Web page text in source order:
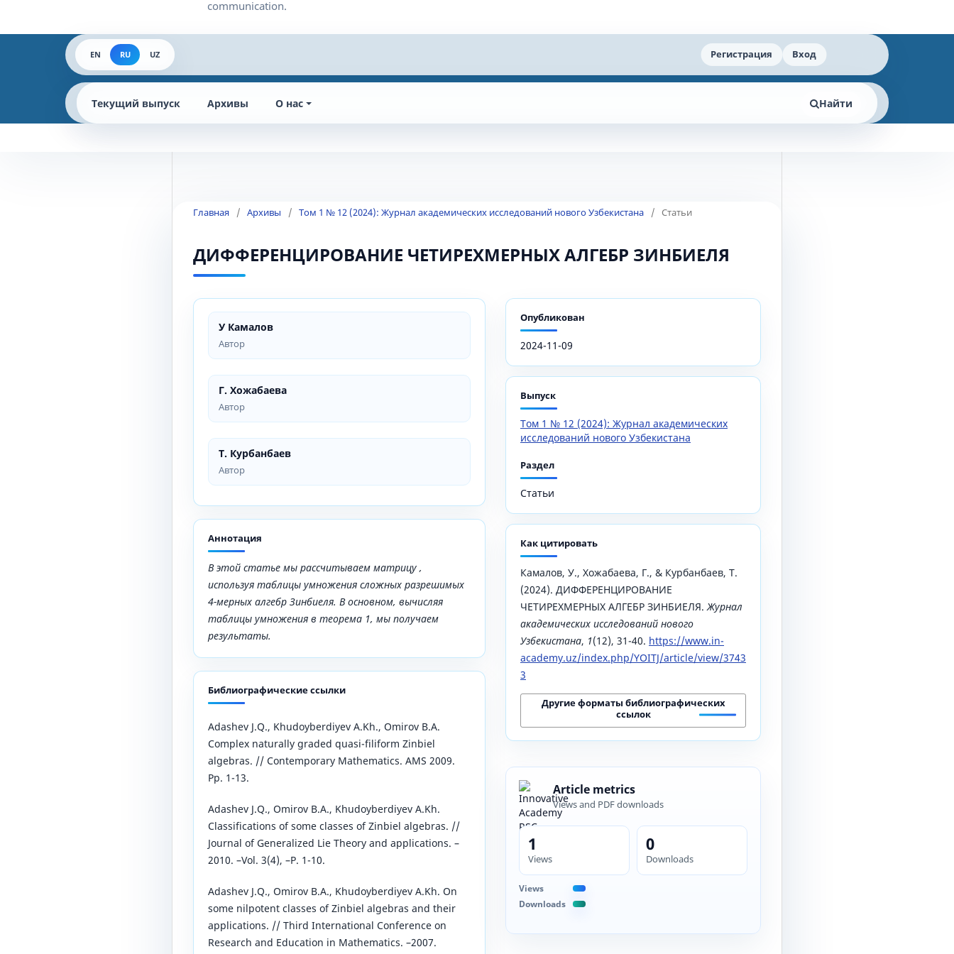
EN RU UZ Регистрация Вход
Текущий выпуск Архивы О нас Найти
Главная / Архивы / Том 1 № 12 (2024): Журнал академических исследований нового Узбекистана / Статьи
ДИФФЕРЕНЦИРОВАНИЕ ЧЕТИРЕХМЕРНЫХ АЛГЕБР ЗИНБИЕЛЯ
У Камалов
Автор
Г. Хожабаева
Автор
Т. Курбанбаев
Автор
Аннотация
В этой статье мы рассчитываем матрицу ,
используя таблицы умножения сложных разрешимых
4-мерных алгебр Зинбиеля. В основном, вычисляя
таблицы умножения в теорема 1, мы получаем
результаты.
Библиографические ссылки
Adashev J.Q., Khudoyberdiyev A.Kh., Omirov B.A.
Complex naturally graded quasi-filiform Zinbiel
algebras. // Contemporary Mathematics. AMS 2009.
Pp. 1-13.
Adashev J.Q., Omirov B.A., Khudoyberdiyev A.Kh.
Classifications of some classes of Zinbiel algebras. //
Journal of Generalized Lie Theory and applications. –
2010. –Vol. 3(4), –P. 1-10.
Adashev J.Q., Omirov B.A., Khudoyberdiyev A.Kh. On
some nilpotent classes of Zinbiel algebras and their
applications. // Third International Conference on
Research and Education in Mathematics. –2007.
Опубликован
2024-11-09
Выпуск
Том 1 № 12 (2024): Журнал академических
исследований нового Узбекистана
Раздел
Статьи
Как цитировать
Камалов, У., Хожабаева, Г., & Курбанбаев, Т.
(2024). ДИФФЕРЕНЦИРОВАНИЕ
ЧЕТИРЕХМЕРНЫХ АЛГЕБР ЗИНБИЕЛЯ.Журнал
академических исследований нового
Узбекистана, 1(12), 31-40. https://www.in-
academy.uz/index.php/YOITJ/article/view/3743
3
Другие форматы библиографических
ссылок
Article metrics
Views and PDF downloads
1
Views
0
Downloads
Views
Downloads